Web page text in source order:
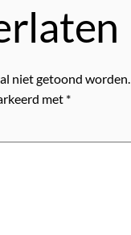
niet getoond worden.
met *